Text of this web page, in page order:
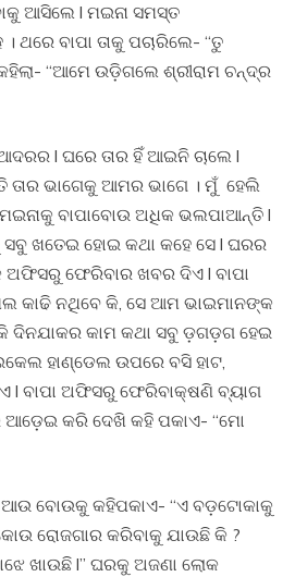
ଆସିଲେ l ମଇନା ସମସ୍ତ
ଥରେ ବାପା ତାକୁ ପଚାରିଲେ- “ତୁ
“ଆମେ ଉଡ଼ିଗଲେ ଶ୍ରୀରାମ ଚନ୍ଦ୍ର
l ଘରେ ତାର ହିଁ ଆଇନି ଚାଲେ l
ତାର ଭାଗେକୁ ଆମର ଭାଗେ । ମୁଁ ହେଲି
ବାପାବୋଉ ଅଧିକ ଭଲପାଆନ୍ତି l
ଖତେଇ ହୋଇ କଥା କହେ ସେ l ଘରର
ଅଫିସରୁ ଫେରିବାର ଖବର ଦିଏ l ବାପା
କାଢି ନଥିବେ କି, ସେ ଆମ ଭାଇମାନଙ୍କ
ଦିନଯାକର କାମ କଥା ସବୁ ଡ଼ଗଡ଼ଗ ହେଇ
ହାଣ୍ଡେଲ ଉପରେ ବସି ହାଟ,
l ବାପା ଅଫିସରୁ ଫେରିବାକ୍ଷଣି ବ୍ୟାଗ
କରି ଦେଖି କହି ପକାଏ- “ମୋ
ବୋଉକୁ କହିପକାଏ- “ଏ ବଡ଼ଟୋକାକୁ
ରୋଜଗାର କରିବାକୁ ଯାଉଛି କି ?
ଖାଉଛି l” ଘରକୁ ଅଜଣା ଲୋକ